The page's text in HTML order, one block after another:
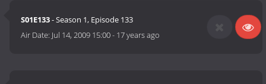
S01E133- Season 1, Episode 133
Air Date: Jul 14, 2009 15:00- 17 years ago